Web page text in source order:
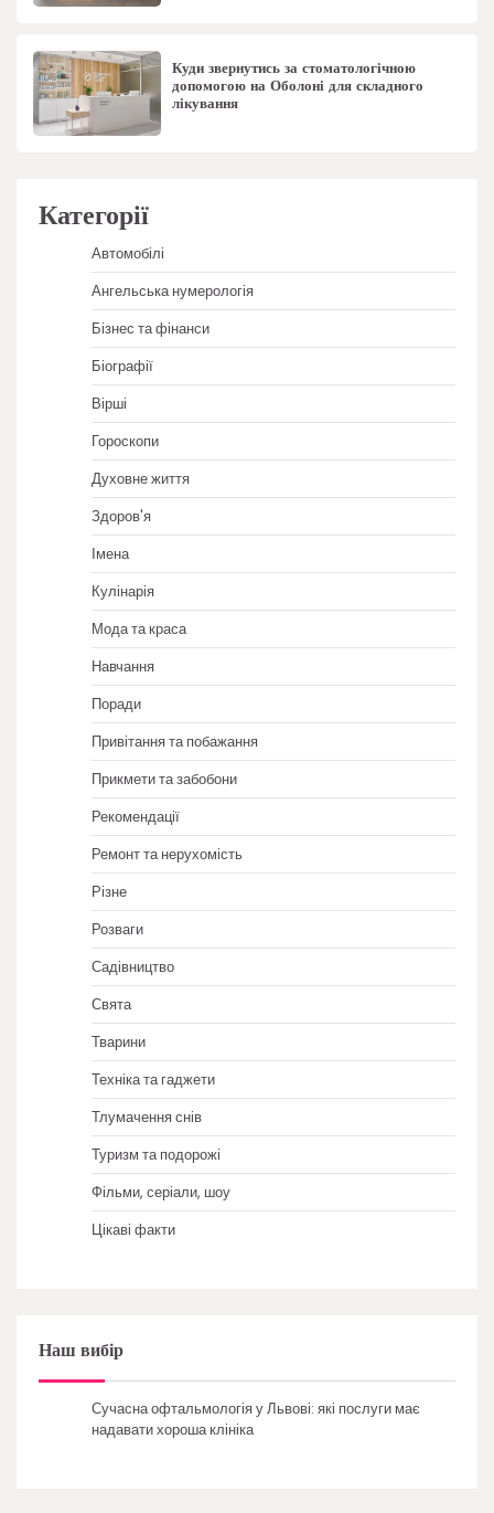
Куди звернутись за стоматологічною
допомогою на Оболоні для складного
лікування
Категорії
Автомобілі
Ангельська нумерологія
Бізнес та фінанси
Біографії
Вірші
Гороскопи
Духовне життя
Здоров'я
Імена
Кулінарія
Мода та краса
Навчання
Поради
Привітання та побажання
Прикмети та забобони
Рекомендації
Ремонт та нерухомість
Різне
Розваги
Садівництво
Свята
Тварини
Техніка та гаджети
Тлумачення снів
Туризм та подорожі
Фільми, серіали, шоу
Цікаві факти
Наш вибір
Сучасна офтальмологія у Львові: які послуги має
надавати хороша клініка